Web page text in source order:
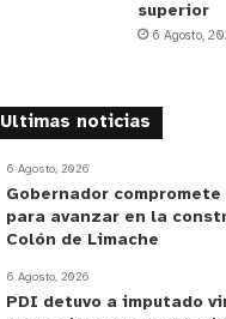
superior
6 Agosto,
Ultimas noticias
6 Agosto, 2026
Gobernador
para avanzar en la
Colón de Limache
6 Agosto, 2026
PDI detuvo a imputado